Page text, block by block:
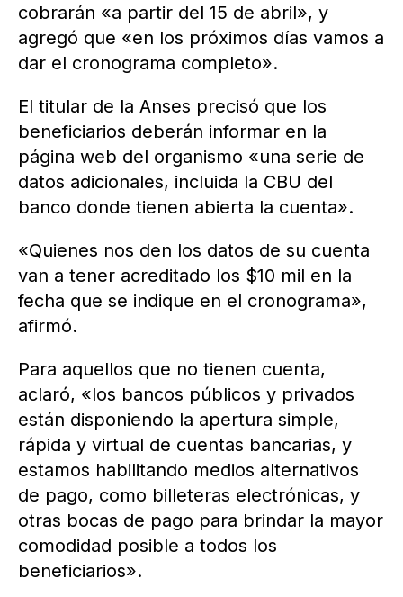
cobrarán «a partir del 15 de abril», y
agregó que «en los próximos días vamos a
dar el cronograma completo».
El titular de la Anses precisó que los
beneficiarios deberán informar en la
página web del organismo «una serie de
datos adicionales, incluida la CBU del
banco donde tienen abierta la cuenta».
«Quienes nos den los datos de su cuenta
van a tener acreditado los $10 mil en la
fecha que se indique en el cronograma»,
afirmó.
Para aquellos que no tienen cuenta,
aclaró, «los bancos públicos y privados
están disponiendo la apertura simple,
rápida y virtual de cuentas bancarias, y
estamos habilitando medios alternativos
de pago, como billeteras electrónicas, y
otras bocas de pago para brindar la mayor
comodidad posible a todos los
beneficiarios».